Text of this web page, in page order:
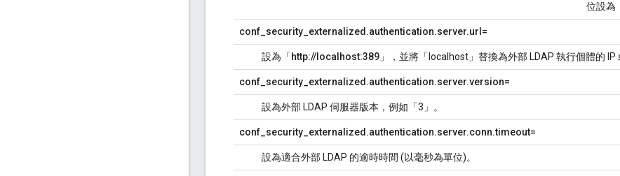
位設為
conf_security_externalized.authentication.server.url=
設為「 http://localhost:389 」，並將「localhost」替換為外部 LDAP 執行個體的 IP
conf_security_externalized.authentication.server.version=
設為外部 LDAP 伺服器版本，例如「3」。
conf_security_externalized.authentication.server.conn.timeout=
設為適合外部 LDAP 的逾時時間 (以毫秒為單位)。